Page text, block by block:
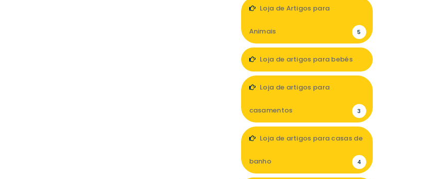
Loja de Artigos para
Animais 5
Loja de artigos para bebés
Loja de artigos para
casamentos 3
Loja de artigos para casas de
banho 4